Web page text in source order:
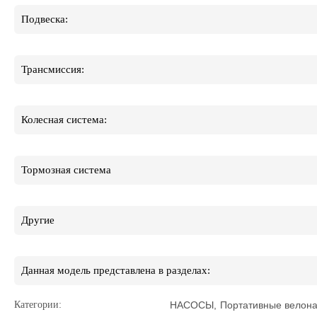
Подвеска:
Трансмиссия:
Колесная система:
Тормозная система
Другие
Данная модель представлена в разделах:
Категории: НАСОСЫ Портативные